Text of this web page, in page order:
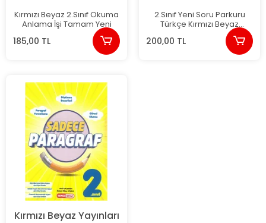
Kırmızı Beyaz 2.Sınıf Okuma
Anlama İşi Tamam Yeni
185,00 TL
2.Sınıf Yeni Soru Parkuru
Türkçe Kırmızı Beyaz
200,00 TL
Kırmızı Beyaz Yayınları